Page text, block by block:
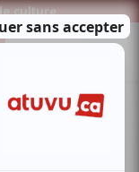
culture